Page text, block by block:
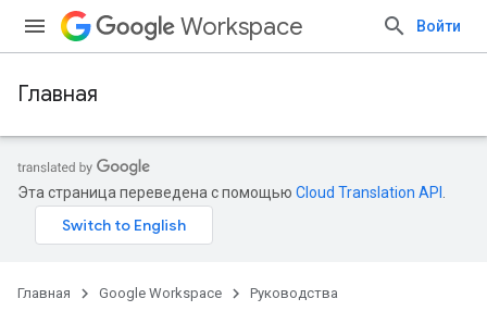
Workspace Войти
Главная
Эта страница переведена с помощью Cloud Translation API
Главная Google Workspace Руководства